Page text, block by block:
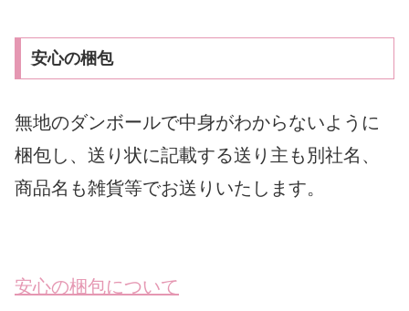
安心の梱包
無地のダンボールで中身がわからないように
梱包し、送り状に記載する送り主も別社名、
商品名も雑貨等でお送りいたします。
安心の梱包について